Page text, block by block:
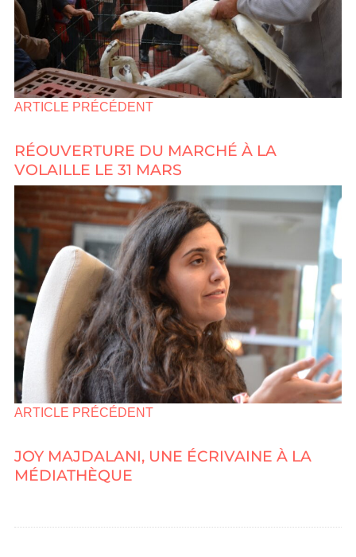
ARTICLE PRÉCÉDENT
RÉOUVERTURE DU MARCHÉ À LA
VOLAILLE LE 31 MARS
ARTICLE PRÉCÉDENT
JOY MAJDALANI, UNE ÉCRIVAINE À LA
MÉDIATHÈQUE